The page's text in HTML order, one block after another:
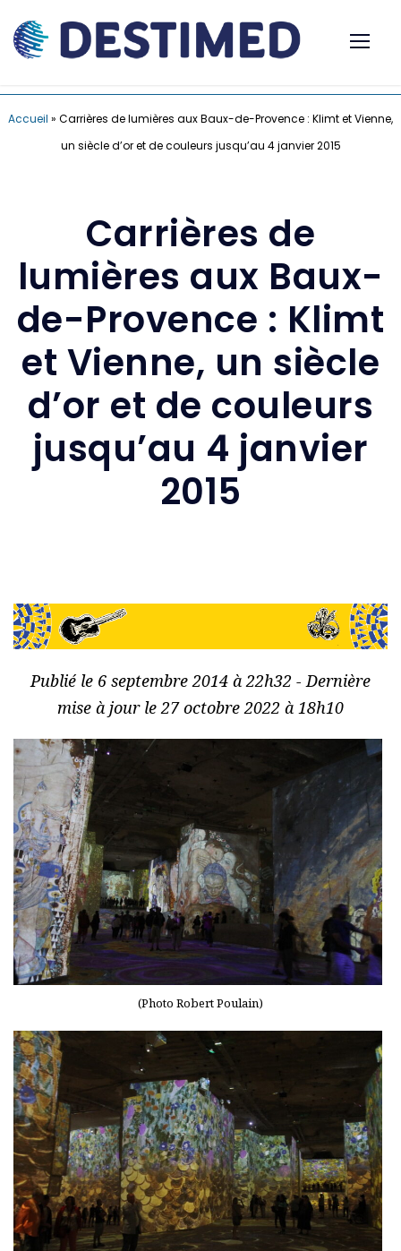
Accueil » Carrières de lumières aux Baux-de-Provence : Klimt et Vienne,
un siècle d’or et de couleurs jusqu’au 4 janvier 2015
Carrières de
lumières aux Baux-
de-Provence : Klimt
et Vienne, un siècle
d’or et de couleurs
jusqu’au 4 janvier
2015
Publié le 6 septembre 2014 à 22h32 - Dernière
mise à jour le 27 octobre 2022 à 18h10
(Photo Robert Poulain)